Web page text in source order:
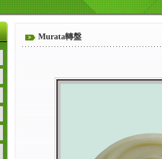
Murata轉盤